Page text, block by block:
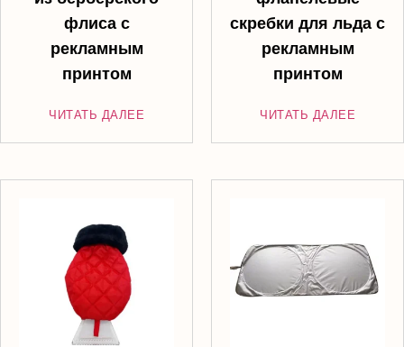
флиса с
рекламным
принтом
ЧИТАТЬ ДАЛЕЕ
скребки для льда с
рекламным
принтом
ЧИТАТЬ ДАЛЕЕ